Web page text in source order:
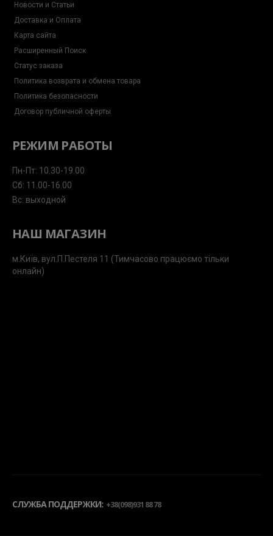
Новости и Статьи
Доставка и Оплата
Карта сайта
Расширенный Поиск
Статус заказа
Политика возврата и обмена товара
Политика безопасности
Договор публичной оферты
РЕЖИМ РАБОТЫ
Пн-Пт: 10.30-19.00
Сб: 11.00-16.00
Вс: выходной
НАШ МАГАЗИН
м.Київ, вул.П.Пестеля 11 (Тимчасово працюємо тільки
онлайн)
СЛУЖБА ПОДДЕРЖКИ: +38(098)931 88 78